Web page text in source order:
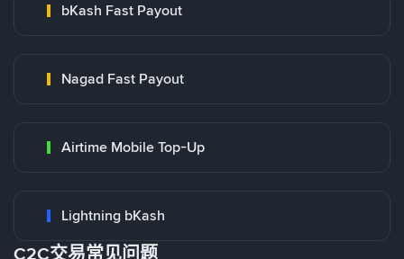
bKash Fast Payout
Nagad Fast Payout
Airtime Mobile Top-Up
Lightning bKash
C2C交易常见问题